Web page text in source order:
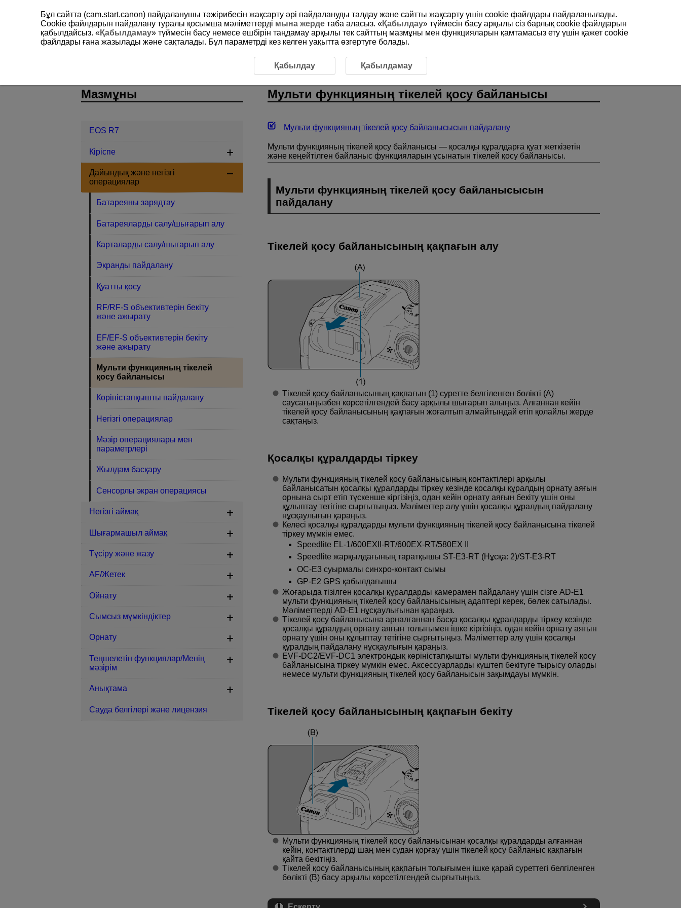
Дайындық және негізгі операциялар Мульти функцияның тікелей қосу байланысы
Мульти функцияның тікелей қосу байланысы
Мульти функцияның тікелей қосу байланысысын пайдалану
Мульти функцияның тікелей қосу байланысы — қосалқы құралдарға қуат жеткізетін
және кеңейтілген байланыс функцияларын ұсынатын тікелей қосу байланысы.
Мульти функцияның тікелей қосу байланысысын
пайдалану
Тікелей қосу байланысының қақпағын алу
Тікелей қосу байланысының қақпағын (1) суретте белгіленген бөлікті (A)
саусағыңызбен көрсетілгендей басу арқылы шығарып алыңыз. Алғаннан кейін
тікелей қосу байланысының қақпағын жоғалтып алмайтындай етіп қолайлы жерде
сақтаңыз.
Қосалқы құралдарды тіркеу
Мульти функцияның тікелей қосу байланысының контактілері арқылы
байланысатын қосалқы құралдарды тіркеу кезінде қосалқы құралдың орнату аяғын
орнына сырт етіп түскенше кіргізіңіз, одан кейін орнату аяғын бекіту үшін оны
құлыптау тетігіне сырғытыңыз. Мәліметтер алу үшін қосалқы құралдың пайдалану
нұсқаулығын қараңыз.
Келесі қосалқы құралдарды мульти функцияның тікелей қосу байланысына тікелей
тіркеу мүмкін емес.
Speedlite EL-1/600EXII-RT/600EX-RT/580EX II
Speedlite жарқылдағының таратқышы ST-E3-RT (Нұсқа: 2)/ST-E3-RT
OC-E3 суырмалы синхро-контакт сымы
GP-E2 GPS қабылдағышы
Жоғарыда тізілген қосалқы құралдарды камерамен пайдалану үшін сізге AD-E1
мульти функцияның тікелей қосу байланысының адаптері керек, бөлек сатылады.
Мәліметтерді AD-E1 нұсқаулығынан қараңыз.
Тікелей қосу байланысына арналғаннан басқа қосалқы құралдарды тіркеу кезінде
қосалқы құралдың орнату аяғын толығымен ішке кіргізіңіз, одан кейін орнату аяғын
орнату үшін оны құлыптау тетігіне сырғытыңыз. Мәліметтер алу үшін қосалқы
құралдың пайдалану нұсқаулығын қараңыз.
EVF-DC2/EVF-DC1 электрондық көріністапқышты мульти функцияның тікелей қосу
байланысына тіркеу мүмкін емес. Аксессуарларды күштеп бекітуге тырысу оларды
немесе мульти функцияның тікелей қосу байланысын зақымдауы мүмкін.
Тікелей қосу байланысының қақпағын бекіту
Мульти функцияның тікелей қосу байланысынан қосалқы құралдарды алғаннан
кейін, контактілерді шаң мен судан қорғау үшін тікелей қосу байланыс қақпағын
қайта бекітіңіз.
Тікелей қосу байланысының қақпағын толығымен ішке қарай суреттегі белгіленген
бөлікті (B) басу арқылы көрсетілгендей сырғытыңыз.
Мазмұны
EOS R7
Кіріспе
Дайындық және негізгі
операциялар
Батареяны зарядтау
Батареяларды салу/шығарып алу
Карталарды салу/шығарып алу
Экранды пайдалану
Қуатты қосу
RF/RF-S объективтерін бекіту
және ажырату
EF/EF-S объективтерін бекіту
және ажырату
Мульти функцияның тікелей
қосу байланысы
Көріністапқышты пайдалану
Негізгі операциялар
Мәзір операциялары мен
параметрлері
Жылдам басқару
Сенсорлы экран операциясы
Негізгі аймақ
Шығармашыл аймақ
Түсіру және жазу
AF/Жетек
Ойнату
Сымсыз мүмкіндіктер
Орнату
Теңшелетін функциялар/Менің
мәзірім
Анықтама
Сауда белгілері және лицензия
Бұл сайтта (cam.start.canon) пайдаланушы тәжірибесін жақсарту әрі пайдалануды талдау және сайтты жақсарту үшін сookie файлдары пайдаланылады.
Cookie файлдарын пайдалану туралы қосымша мәліметтерді мына жерде таба аласыз. «Қабылдау» түймесін басу арқылы сіз барлық cookie файлдарын
қабылдайсыз. «Қабылдамау» түймесін басу немесе ешбірін таңдамау арқылы тек сайттың мазмұны мен функцияларын қамтамасыз ету үшін қажет cookie
файлдары ғана жазылады және сақталады. Бұл параметрді кез келген уақытта өзгертуге болады.
Қабылдау Қабылдамау